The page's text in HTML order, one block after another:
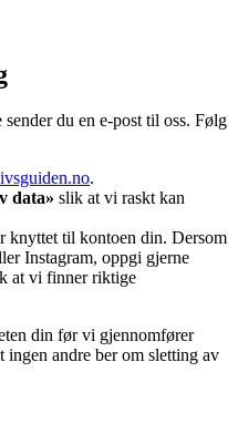
du en e-post til oss. Følg
.
data» slik at vi raskt kan
knyttet til kontoen din. Dersom
Instagram, oppgi gjerne
at vi finner riktige
din før vi gjennomfører
andre ber om sletting av